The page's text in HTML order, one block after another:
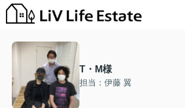
T・M様
担当：伊藤 翼